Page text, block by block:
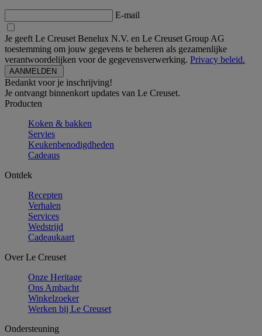
E-mail
Je geeft Le Creuset Benelux N.V. en Le Creuset Group AG
toestemming om jouw gegevens te beheren als gezamenlijke
verantwoordelijken voor de gegevensverwerking. Privacy beleid.
Bedankt voor je inschrijving!
Je ontvangt binnenkort updates van Le Creuset.
Producten
Koken & bakken
Servies
Keukenbenodigdheden
Cadeaus
Ontdek
Recepten
Verhalen
Services
Wedstrijd
Cadeaukaart
Over Le Creuset
Onze Heritage
Ons Ambacht
Winkelzoeker
Werken bij Le Creuset
Ondersteuning